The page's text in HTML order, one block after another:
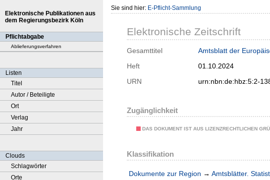
Elektronische Publikationen aus
dem Regierungsbezirk Köln
Pflichtabgabe
Ablieferungsverfahren
Listen
Titel
Autor / Beteiligte
Ort
Verlag
Jahr
Clouds
Schlagwörter
Orte
Sie sind hier: E-Pflicht-Sammlung
Elektronische Zeitschrift
Gesamttitel
Amtsblatt der
Heft
01.10.2024
URN
urn:nbn:de:hbz:5:2-
Zugänglichkeit
DAS DOKUMENT IST AUS LIZENZRECHTLICHEN
Klassifikation
Dokumente zur Region → Amtsblätter.